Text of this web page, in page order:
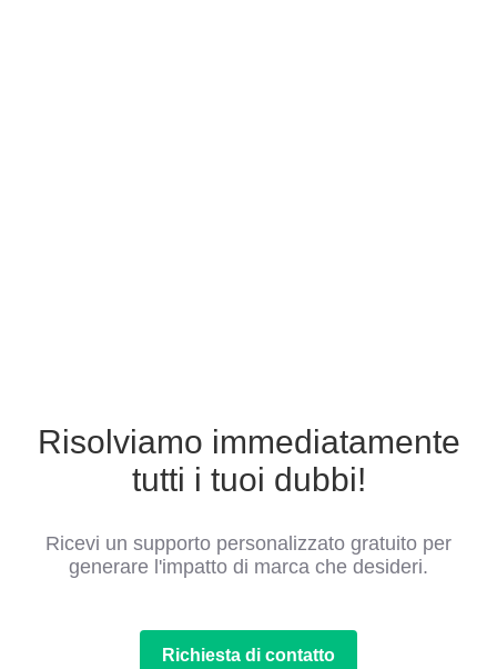
Risolviamo immediatamente
tutti i tuoi dubbi!
Ricevi un supporto personalizzato gratuito per
generare l'impatto di marca che desideri.
Richiesta di contatto